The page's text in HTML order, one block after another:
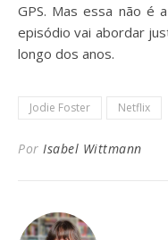
GPS. Mas essa não é
episódio vai abordar
longo dos anos.
Jodie Foster Netflix
Por Isabel Wittmann